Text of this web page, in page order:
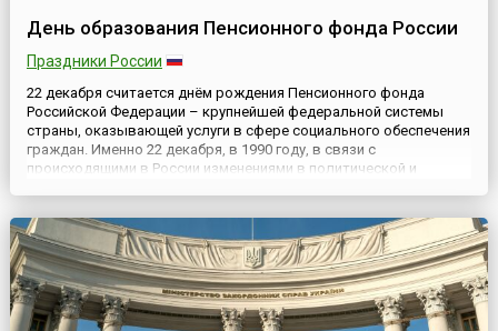
День образования Пенсионного фонда России
Праздники России
22 декабря считается днём рождения Пенсионного фонда
Российской Федерации – крупнейшей федеральной системы
страны, оказывающей услуги в сфере социального обеспечения
граждан. Именно 22 декабря, в 1990 году, в связи с
происходящими в России изменениями в политической и
постановлением Верховного С...